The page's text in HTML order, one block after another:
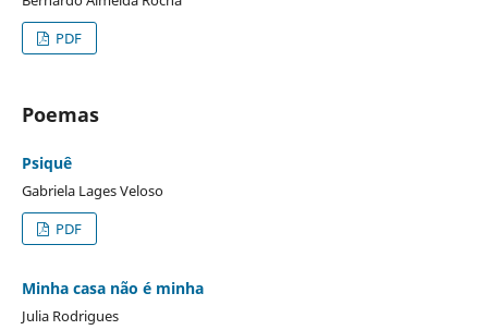
PDF
Poemas
Psiquê
Gabriela Lages Veloso
PDF
Minha casa não é minha
Julia Rodrigues